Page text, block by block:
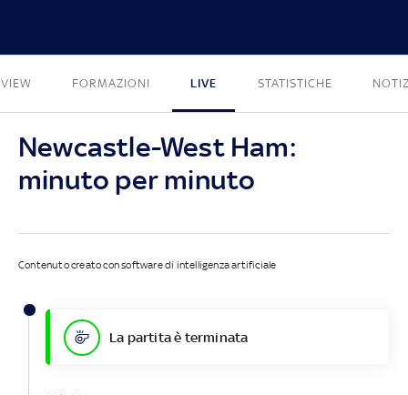
FORMAZIONI LIVE STATISTICHE
Newcastle-West Ham:
minuto per minuto
Contenuto creato con software di intelligenza artificiale
La partita è terminata